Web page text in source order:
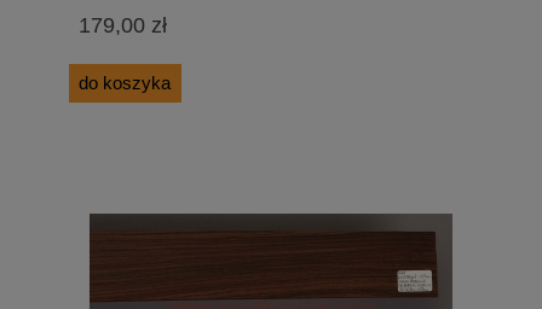
179,00 zł
do koszyka